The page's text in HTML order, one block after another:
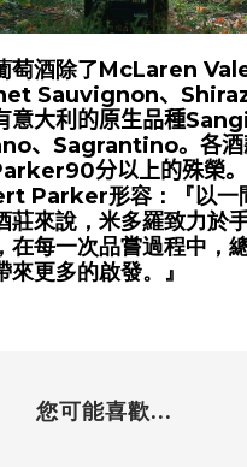
萄酒除了McLaren
Sauvignon、
意大利的原生品種
、 Sagrantino。各
分以上的殊榮
Parker形容：『以一
莊來說，米多羅致力於
在每一次品嘗過程中，
更多的啟發。』
您可能喜歡...